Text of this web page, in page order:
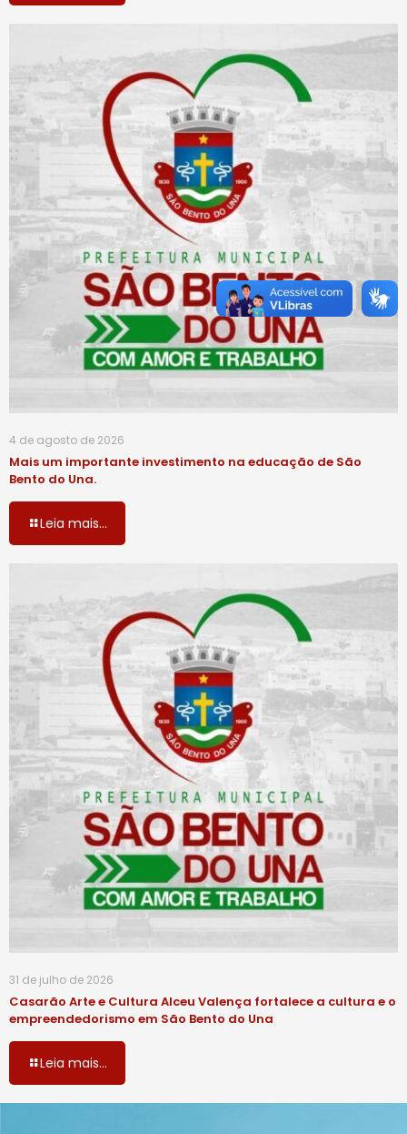
4 de agosto de 2026
Mais um importante investimento na educação de São
Bento do Una.
Leia mais...
31 de julho de 2026
Casarão Arte e Cultura Alceu Valença fortalece a cultura e o
empreendedorismo em São Bento do Una
Leia mais...